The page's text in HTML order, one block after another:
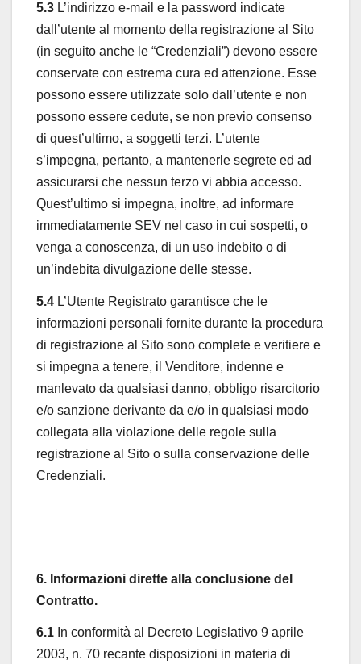
5.3 L’indirizzo e-mail e la password indicate
dall’utente al momento della registrazione al Sito
(in seguito anche le “Credenziali”) devono essere
conservate con estrema cura ed attenzione. Esse
possono essere utilizzate solo dall’utente e non
possono essere cedute, se non previo consenso
di quest’ultimo, a soggetti terzi. L’utente
s’impegna, pertanto, a mantenerle segrete ed ad
assicurarsi che nessun terzo vi abbia accesso.
Quest’ultimo si impegna, inoltre, ad informare
immediatamente SEV nel caso in cui sospetti, o
venga a conoscenza, di un uso indebito o di
un’indebita divulgazione delle stesse.
5.4 L’Utente Registrato garantisce che le
informazioni personali fornite durante la procedura
di registrazione al Sito sono complete e veritiere e
si impegna a tenere, il Venditore, indenne e
manlevato da qualsiasi danno, obbligo risarcitorio
e/o sanzione derivante da e/o in qualsiasi modo
collegata alla violazione delle regole sulla
registrazione al Sito o sulla conservazione delle
Credenziali.
6. Informazioni dirette alla conclusione del
Contratto.
6.1 In conformità al Decreto Legislativo 9 aprile
2003, n. 70 recante disposizioni in materia di